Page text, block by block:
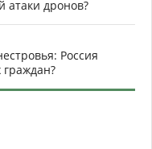
атаки дронов?
Россия